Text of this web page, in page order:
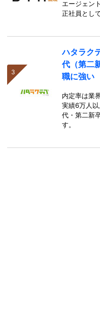
エージェン
正社員とし
ハタラク
代（第二
職に強い
内定率は業
実績6万人
代・第二新
す。